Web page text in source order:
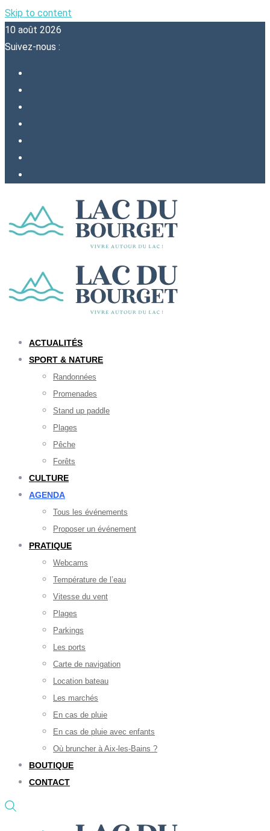
Skip to content
10 août 2026
Suivez-nous :
ACTUALITÉS
SPORT & NATURE
Randonnées
Promenades
Stand up paddle
Plages
Pêche
Forêts
CULTURE
AGENDA
Tous les événements
Proposer un événement
PRATIQUE
Webcams
Température de l’eau
Vitesse du vent
Plages
Parkings
Les ports
Carte de navigation
Location bateau
Les marchés
En cas de pluie
En cas de pluie avec enfants
Où bruncher à Aix-les-Bains ?
BOUTIQUE
CONTACT